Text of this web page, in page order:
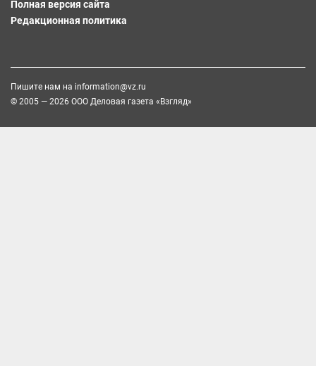
Полная версия сайта
Редакционная политика
Пишите нам на information@vz.ru
© 2005 — 2026 ООО Деловая газета «Взгляд»